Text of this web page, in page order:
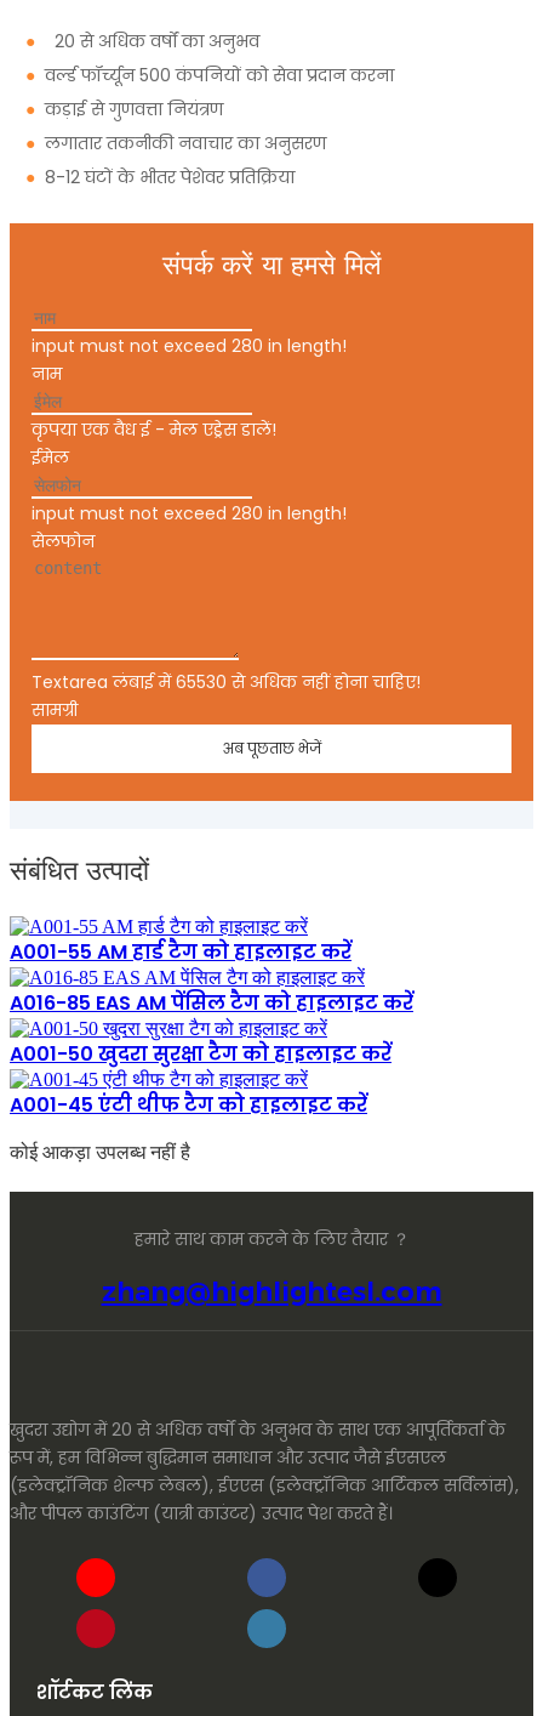
●
20 से अधिक वर्षों का अनुभव
●वर्ल्ड फॉर्च्यून 500 कंपनियों को सेवा प्रदान करना
●कड़ाई से गुणवत्ता नियंत्रण
●लगातार तकनीकी नवाचार का अनुसरण
●8-12 घंटों के भीतर पेशेवर प्रतिक्रिया
संपर्क करें या हमसे मिलें
input must not exceed 280 in length!
नाम
कृपया एक वैध ई - मेल एड्रेस डालें!
ईमेल
input must not exceed 280 in length!
सेलफोन
Textarea लंबाई में 65530 से अधिक नहीं होना चाहिए!
सामग्री
अब पूछताछ भेजें
संबंधित उत्पादों
A001-55 AM हार्ड टैग को हाइलाइट करें
A016-85 EAS AM पेंसिल टैग को हाइलाइट करें
A001-50 खुदरा सुरक्षा टैग को हाइलाइट करें
A001-45 एंटी थीफ टैग को हाइलाइट करें
कोई आकड़ा उपलब्ध नहीं है
हमारे साथ काम करने के लिए तैयार ？
zhang@highlightesl.com
खुदरा उद्योग में 20 से अधिक वर्षों के अनुभव के साथ एक आपूर्तिकर्ता के
रूप में, हम विभिन्न बुद्धिमान समाधान और उत्पाद जैसे ईएसएल
(इलेक्ट्रॉनिक शेल्फ लेबल), ईएएस (इलेक्ट्रॉनिक आर्टिकल सर्विलांस),
और पीपल काउंटिंग (यात्री काउंटर) उत्पाद पेश करते हैं।
शॉर्टकट लिंक